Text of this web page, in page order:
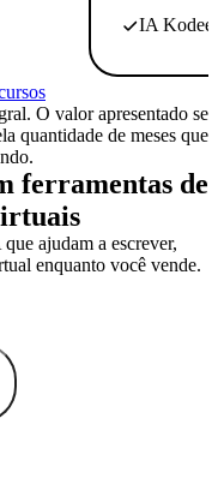
IA Kodee
O valor apresentado se
quantidade de meses que
ferramentas de
ajudam a escrever,
enquanto você vende.